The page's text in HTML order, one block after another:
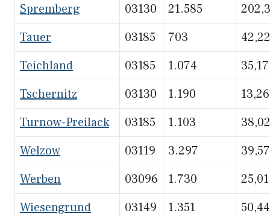
Spremberg 03130 21.585
Tauer
03185 703
42,22
Teichland
03185 1.074
35,17
Tschernitz
03130 1.190
13,26
Turnow-Preilack
03185 1.103
38,02
Welzow
03119 3.297
39,57
Werben
03096 1.730
25,01
Wiesengrund
03149 1.351 50,44